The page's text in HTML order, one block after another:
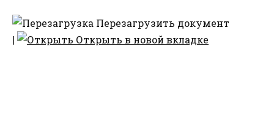
Перезагрузить документ
|
Открыть в новой вкладке